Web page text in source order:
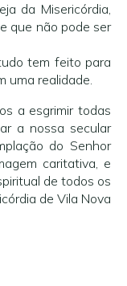
da Misericórdia,
que não pode ser
tem feito para
uma realidade.
a esgrimir todas
a nossa secular
do Senhor
caritativa, e
de todos os
de Vila Nova